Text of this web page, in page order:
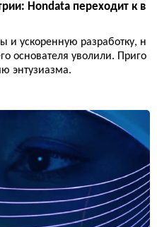
Hondata переходит к в
ускоренную разработку, н
основателя уволили. Приго
энтузиазма.